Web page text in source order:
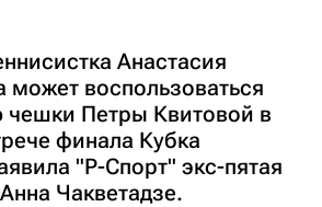
Анастасия
может воспользоваться
чешки Петры Квитовой в
финала Кубка
"Р-Спорт" экс-пятая
Чакветадзе.